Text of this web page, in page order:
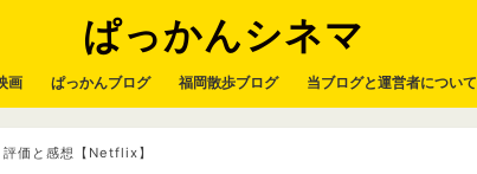
ぱっかんシネマ
画 ぱっかんブログ 福岡散歩ブログ 当ブログと運営者について
評価と感想【Netflix】